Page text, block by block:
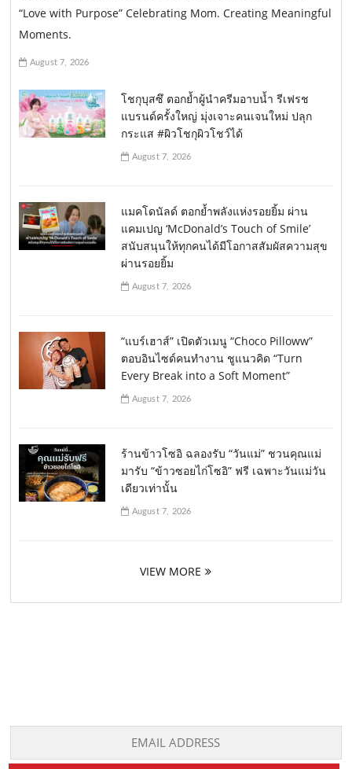
“Love with Purpose” Celebrating Mom. Creating Meaningful
Moments.
August 7, 2026
โชกุบุสซึ ตอกย้ำผู้นำครีมอาบน้ำ รีเฟรช
แบรนด์ครั้งใหญ่ มุ่งเจาะคนเจนใหม่ ปลุก
กระแส #ผิวโชกุผิวโชว์ได้
August 7, 2026
แมคโดนัลด์ ตอกย้ำพลังแห่งรอยยิ้ม ผ่าน
แคมเปญ ‘McDonald’s Touch of Smile’
สนับสนุนให้ทุกคนได้มีโอกาสสัมผัสความสุข
ผ่านรอยยิ้ม
August 7, 2026
“แบร์เฮาส์” เปิดตัวเมนู “Choco Pilloww”
ตอบอินไซด์คนทำงาน ชูแนวคิด “Turn
Every Break into a Soft Moment”
August 7, 2026
ร้านข้าวโซอิ ฉลองรับ “วันแม่” ชวนคุณแม่
มารับ “ข้าวซอยไก่โซอิ” ฟรี เฉพาะวันแม่วัน
เดียวเท่านั้น
August 7, 2026
VIEW MORE